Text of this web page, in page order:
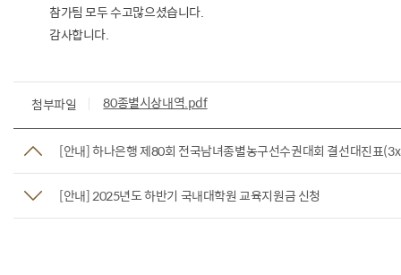
참가팀 모두 수고많으셨습니다.
감사합니다.
첨부파일 80종별시상내역.pdf
[안내] 하나은행 제80회 전국남녀종별농구선수권대회 결선대진표
[안내] 2025년도 하반기 국내대학원 교육지원금 신청